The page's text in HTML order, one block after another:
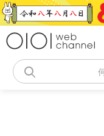
コ
ン